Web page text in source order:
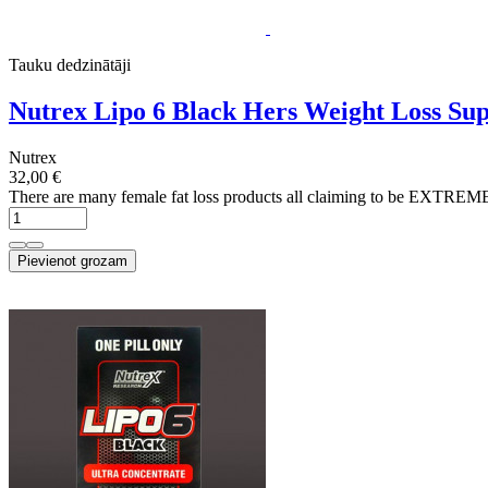
Tauku dedzinātāji
Nutrex Lipo 6 Black Hers Weight Loss
Nutrex
32,00 €
There are many female fat loss products all claiming to be
Pievienot grozam